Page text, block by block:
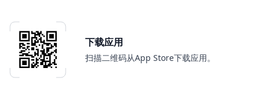
下载应用
扫描二维码从App Store下载应用。